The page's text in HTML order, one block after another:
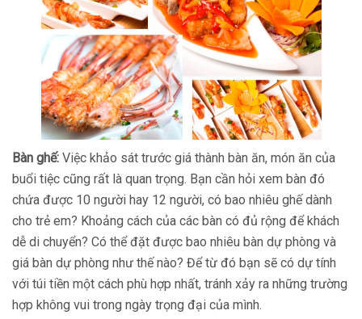
Bàn ghế: Việc khảo sát trước giá thành bàn ăn, món ăn của
buổi tiệc cũng rất là quan trọng. Bạn cần hỏi xem bàn đó
chứa được 10 người hay 12 người, có bao nhiêu ghế dành
cho trẻ em? Khoảng cách của các bàn có đủ rộng để khách
dễ di chuyển? Có thể đặt được bao nhiêu bàn dự phòng và
giá bàn dự phòng như thế nào? Để từ đó bạn sẽ có dự tính
với túi tiền một cách phù hợp nhất, tránh xảy ra những trường
hợp không vui trong ngày trọng đại của mình.